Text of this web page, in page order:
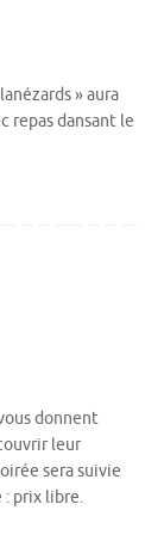
» aura
repas dansant le
donnent
leur
sera suivie
: prix libre.